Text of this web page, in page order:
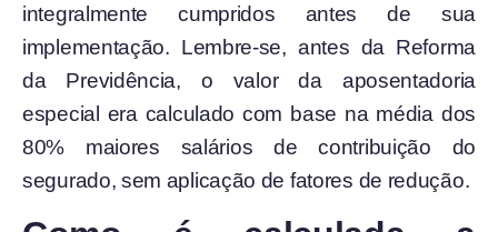
integralmente cumpridos antes de sua
implementação. Lembre-se, antes da Reforma
da Previdência, o valor da aposentadoria
especial era calculado com base na média dos
80% maiores salários de contribuição do
segurado, sem aplicação de fatores de redução.